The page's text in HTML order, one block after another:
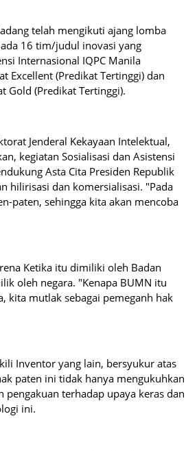
telah mengikuti ajang lomba
16 tim/judul inovasi yang
Internasional IQPC Manila
Excellent (Predikat Tertinggi) dan
Gold (Predikat Tertinggi).
Jenderal Kekayaan Intelektual,
kegiatan Sosialisasi dan Asistensi
Asta Cita Presiden Republik
hilirisasi dan komersialisasi. "Pada
paten, sehingga kita akan mencoba
Ketika itu dimiliki oleh Badan
oleh negara. "Kenapa BUMN itu
kita mutlak sebagai pemeganh hak
Inventor yang lain, bersyukur atas
paten ini tidak hanya mengukuhkan
terhadap upaya keras dan
ini.